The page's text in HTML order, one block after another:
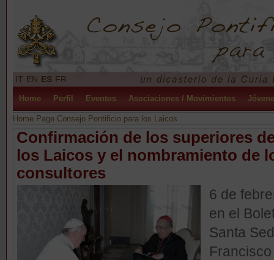
IT EN ES FR
Home Perfil Eventos Asociaciones / Movimientos
Home Page Consejo Pontificio para los Laicos
Confirmación de los superiores
los Laicos y el nombramiento de
consultores
6 de
en el
Santa